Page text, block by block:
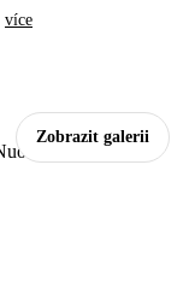
Zobrazit galerii
více